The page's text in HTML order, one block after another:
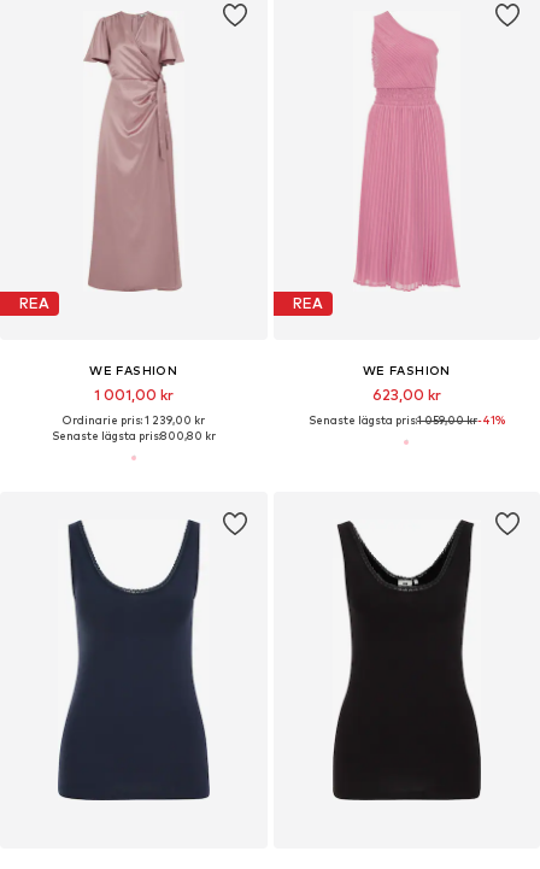
REA
WE FASHION
1 001,00 kr
Ordinarie pris: 1 239,00 kr
Senaste lägsta pris:800,80 kr
REA
WE FASHION
623,00 kr
Senaste lägsta pris:1 059,00 kr-41%